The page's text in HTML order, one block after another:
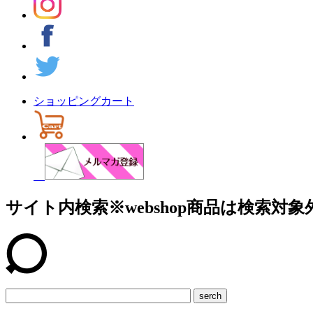
ショッピングカート
サイト内検索※webshop商品は検索対象
serch